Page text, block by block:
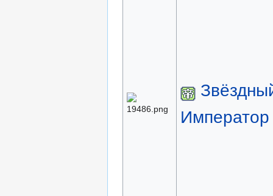
Император